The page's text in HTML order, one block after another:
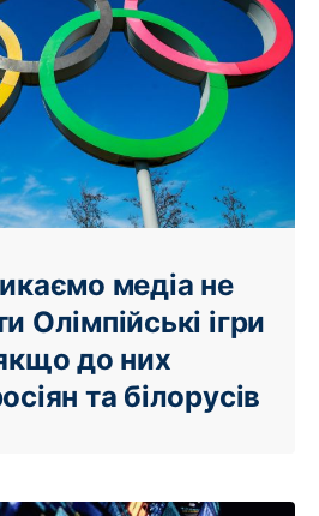
медіа не
Олімпійські ігри
до них
та білорусів